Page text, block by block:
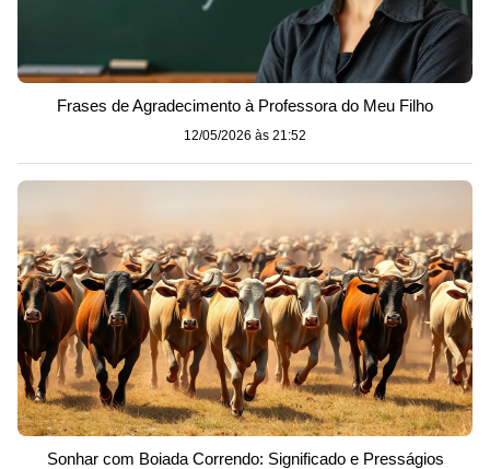
Frases de Agradecimento à Professora do Meu Filho
12/05/2026 às 21:52
Sonhar com Boiada Correndo: Significado e Presságios